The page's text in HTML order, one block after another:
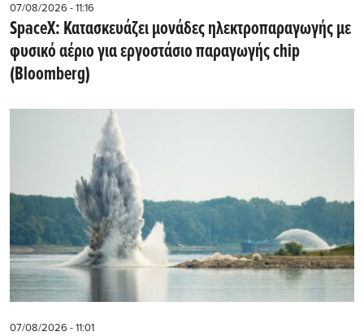
07/08/2026 - 11:16
SpaceX: Κατασκευάζει μονάδες ηλεκτροπαραγωγής με
φυσικό αέριο για εργοστάσιο παραγωγής chip
(Bloomberg)
07/08/2026 - 11:01